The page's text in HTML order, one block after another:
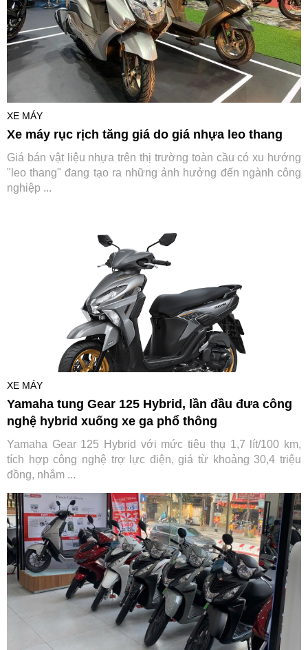
XE MÁY
Xe máy rục rịch tăng giá do giá nhựa leo thang
Giá bán vật liệu nhựa trên thị trường toàn cầu có xu hướng
"leo thang" đang tạo ra những ảnh hưởng đến ngành công
nghiệp ...
XE MÁY
Yamaha tung Gear 125 Hybrid, lần đầu đưa công
nghệ hybrid xuống xe ga phổ thông
Yamaha Gear 125 Hybrid với mức tiêu thụ 1,7 lít/100 km,
tích hợp công nghệ trợ lực điện, giá từ khoảng 30,4 triệu
đồng, nhắm ...